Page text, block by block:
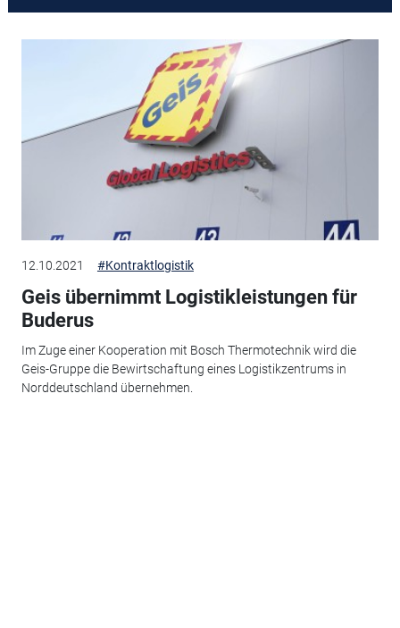
12.10.2021 #Kontraktlogistik
Geis übernimmt Logistikleistungen für
Buderus
Im Zuge einer Kooperation mit Bosch Thermotechnik wird die
Geis-Gruppe die Bewirtschaftung eines Logistikzentrums in
Norddeutschland übernehmen.